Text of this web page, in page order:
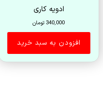
ادویه کاری
340,000 تومان
افزودن به سبد خرید